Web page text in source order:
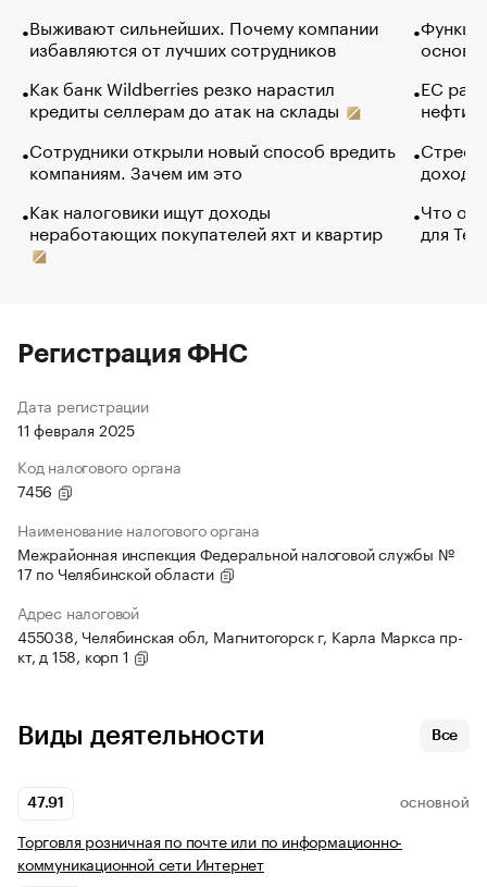
Выживают сильнейших. Почему компании
избавляются от лучших сотрудников
Как банк Wildberries резко нарастил
кредиты селлерам до атак на склады
Сотрудники открыли новый способ вредить
компаниям. Зачем им это
Как налоговики ищут доходы
неработающих покупателей яхт и квартир
основ
ЕС
нефти
Что
для
Регистрация ФНС
Дата регистрации
11 февраля 2025
Код налогового органа
7456
Наименование налогового органа
Межрайонная инспекция Федеральной налоговой службы №
17 по Челябинской области
Адрес налоговой
455038, Челябинская обл, Магнитогорск г, Карла Маркса пр-
кт, д 158, корп 1
Виды деятельности Все
47.91 ОСНОВНОЙ
Торговля розничная по почте или по информационно-
коммуникационной сети Интернет